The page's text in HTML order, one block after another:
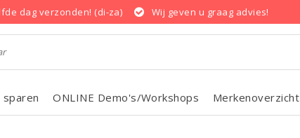
dag verzonden! (di-za) Wij geven u graag advies!
sparen ONLINE Demo's/Workshops Merkenoverzicht